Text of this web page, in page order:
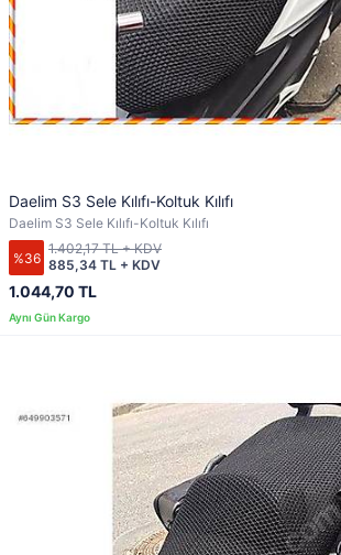
Daelim S3 Sele Kılıfı-Koltuk Kılıfı
Daelim S3 Sele Kılıfı-Koltuk Kılıfı
%36
1.044,70 TL
885,34 TL + KDV
1.402,17 TL + KDV